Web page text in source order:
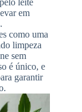
em
como uma
limpeza
sem
é único, e
garantir